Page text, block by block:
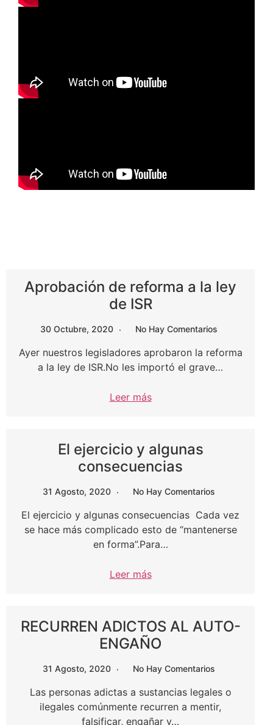
Aprobación de reforma a la ley
de ISR
30 Octubre, 2020 No Hay Comentarios
Ayer nuestros legisladores aprobaron la reforma
a la ley de ISR.No les importó el grave…
Leer más
El ejercicio y algunas
consecuencias
31 Agosto, 2020 No Hay Comentarios
El ejercicio y algunas consecuencias Cada vez
se hace más complicado esto de “mantenerse
en forma”.Para…
Leer más
RECURREN ADICTOS AL AUTO-
ENGAÑO
31 Agosto, 2020 No Hay Comentarios
Las personas adictas a sustancias legales o
ilegales comúnmente recurren a mentir,
falsificar, engañar y…